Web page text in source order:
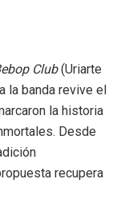
Club(Uriarte
la banda revive el
la historia
Desde
recupera